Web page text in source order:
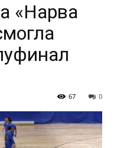
«Нарва
0
67